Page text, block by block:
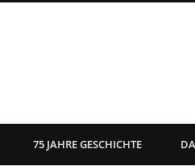
75 JAHRE GESCHICHTE